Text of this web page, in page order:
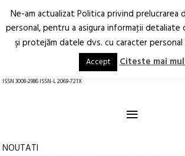
Arhitectură.
Oraș.
ISSN 3008-2986 ISSN-L 2069-721X
≡
NOUTATI
Ne-am actualizat Politica privind prelucrarea
personal, pentru a asigura informaţii detaliate
şi protejăm datele dvs. cu caracter
Accept Citeste mai